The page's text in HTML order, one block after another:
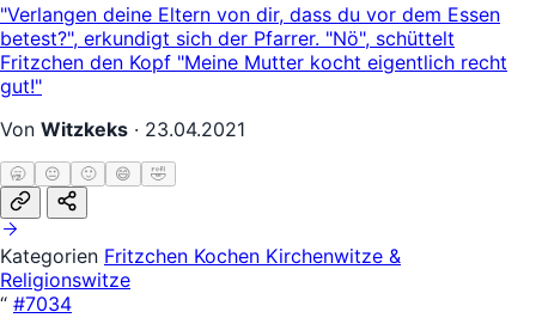
"Verlangen deine Eltern von dir, dass du vor dem Essen
betest?", erkundigt sich der Pfarrer. "Nö", schüttelt
Fritzchen den Kopf "Meine Mutter kocht eigentlich recht
gut!"
Von Witzkeks · 23.04.2021
🥱 😐 🙂 😄 🤣
Kategorien Fritzchen Kochen Kirchenwitze &
Religionswitze
“ #7034